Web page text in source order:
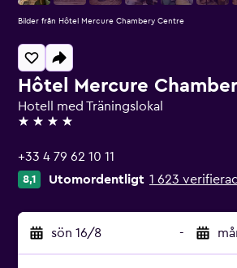
Hôtel Mercure
Hotell med Träningslokal
4 stjärnor
+33 4 79 62 10 11
8,1 Utomordentligt 1 623
sön 16/8 -
Bilder från Hôtel Mercure Chambery Centre